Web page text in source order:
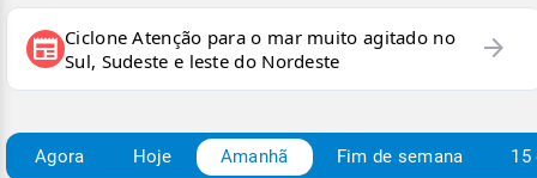
newspaper Ciclone Atenção para o mar muito agitado no
Sul, Sudeste e leste do Nordeste
arrow_forward
Agora Hoje Amanhã Fim de semana 15